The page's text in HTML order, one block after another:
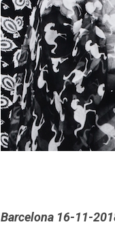
Barcelona 16-11-